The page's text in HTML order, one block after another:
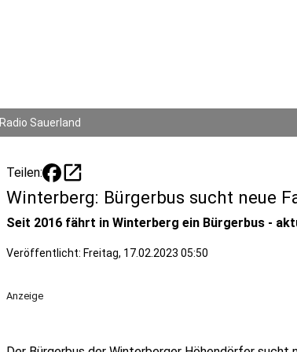
Radio Sauerland
Teilen: open_in_new
Winterberg: Bürgerbus sucht neue
Seit 2016 fährt in Winterberg ein Bürgerbus -
Veröffentlicht: Freitag, 17.02.2023 05:50
Anzeige